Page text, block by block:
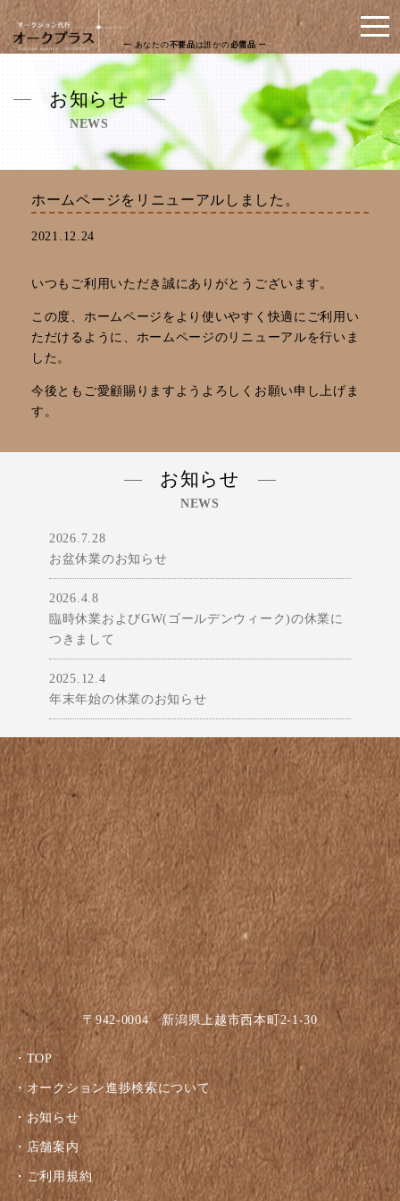
ー あなたの不要品は誰かの必需品 ー
お知らせ
NEWS
ホームページをリニューアルしました。
2021.12.24
いつもご利用いただき誠にありがとうございます。
この度、ホームページをより使いやすく快適にご利用い
ただけるように、ホームページのリニューアルを行いま
した。
今後ともご愛顧賜りますようよろしくお願い申し上げま
す。
お知らせ
NEWS
2026.7.28
お盆休業のお知らせ
2026.4.8
臨時休業およびGW(ゴールデンウィーク)の休業に
つきまして
2025.12.4
年末年始の休業のお知らせ
〒942-0004 新潟県上越市西本町2-1-30
TOP
オークション進捗検索について
お知らせ
店舗案内
ご利用規約